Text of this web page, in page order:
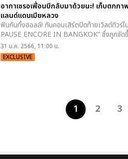
อากาเซรอเพื่อนบีกลับมาด้วยนะ! เก็บตกภา
แลนด์แดนเมียหลวง
ฟินกันทั้งฮอลล์! กับคอนเสิร์ตปิดท้ายเวิลด์ทัวร์ใ
PAUSE ENCORE IN BANGKOK” ซึ่งถูก
31 ม.ค. 2566, 11:00 น.
EXCLUSIVE
1 2 3